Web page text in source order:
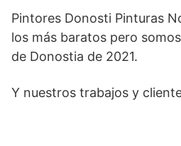
Pintores Donosti Pinturas
los más baratos pero
de Donostia de 2021.
Y nuestros trabajos y